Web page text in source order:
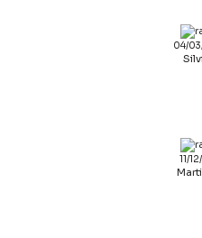
04/
11/